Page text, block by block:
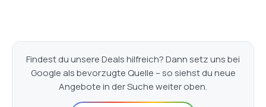
Findest du unsere Deals hilfreich? Dann setz uns bei
Google als bevorzugte Quelle – so siehst du neue
Angebote in der Suche weiter oben.